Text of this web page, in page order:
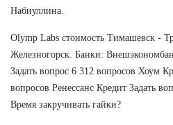
Набиуллина.
Olymp Labs стоимость Тимашевск -
Железногорск. Банки:
Задать вопрос 6 312 вопросов Хоум
вопросов Ренессанс Кредит Задать
Время закручивать гайки?